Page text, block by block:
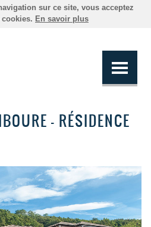
sur ce site, vous acceptez
cookies. En savoir plus
- RÉSIDENCE